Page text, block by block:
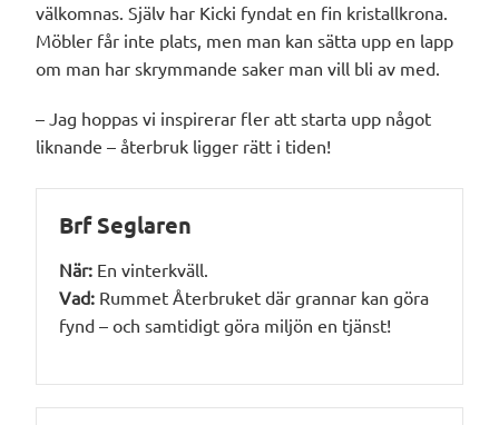
välkomnas. Själv har Kicki fyndat en fin kristallkrona.
Möbler får inte plats, men man kan sätta upp en lapp
om man har skrymmande saker man vill bli av med.
– Jag hoppas vi inspirerar fler att starta upp något
liknande – återbruk ligger rätt i tiden!
Brf Seglaren
När: En vinterkväll.
Vad: Rummet Återbruket där grannar kan göra
fynd – och samtidigt göra miljön en tjänst!